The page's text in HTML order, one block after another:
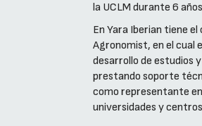
la UCLM durante 6
En Yara Iberian tiene
Agronomist, en el cual
desarrollo de estudios
prestando soporte
como representante
universidades y